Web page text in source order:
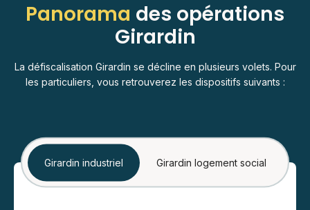
Panorama des opérations
Girardin
La défiscalisation Girardin se décline en plusieurs volets. Pour
les particuliers, vous retrouverez les dispositifs suivants :
Girardin industriel Girardin logement social